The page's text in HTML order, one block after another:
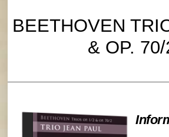
BEETHOVEN
& OP. 70/